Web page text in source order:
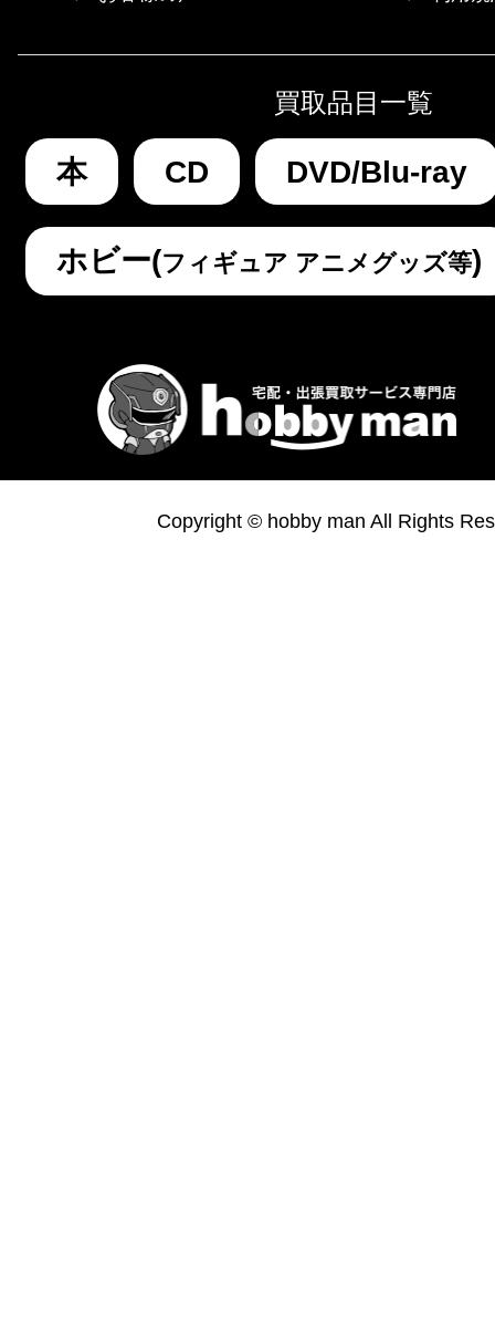
買取品目一覧
本 CD DVD/Blu-ray
ホビー(フィギュア アニメグッズ等)
Copyright © hobby man All Rights